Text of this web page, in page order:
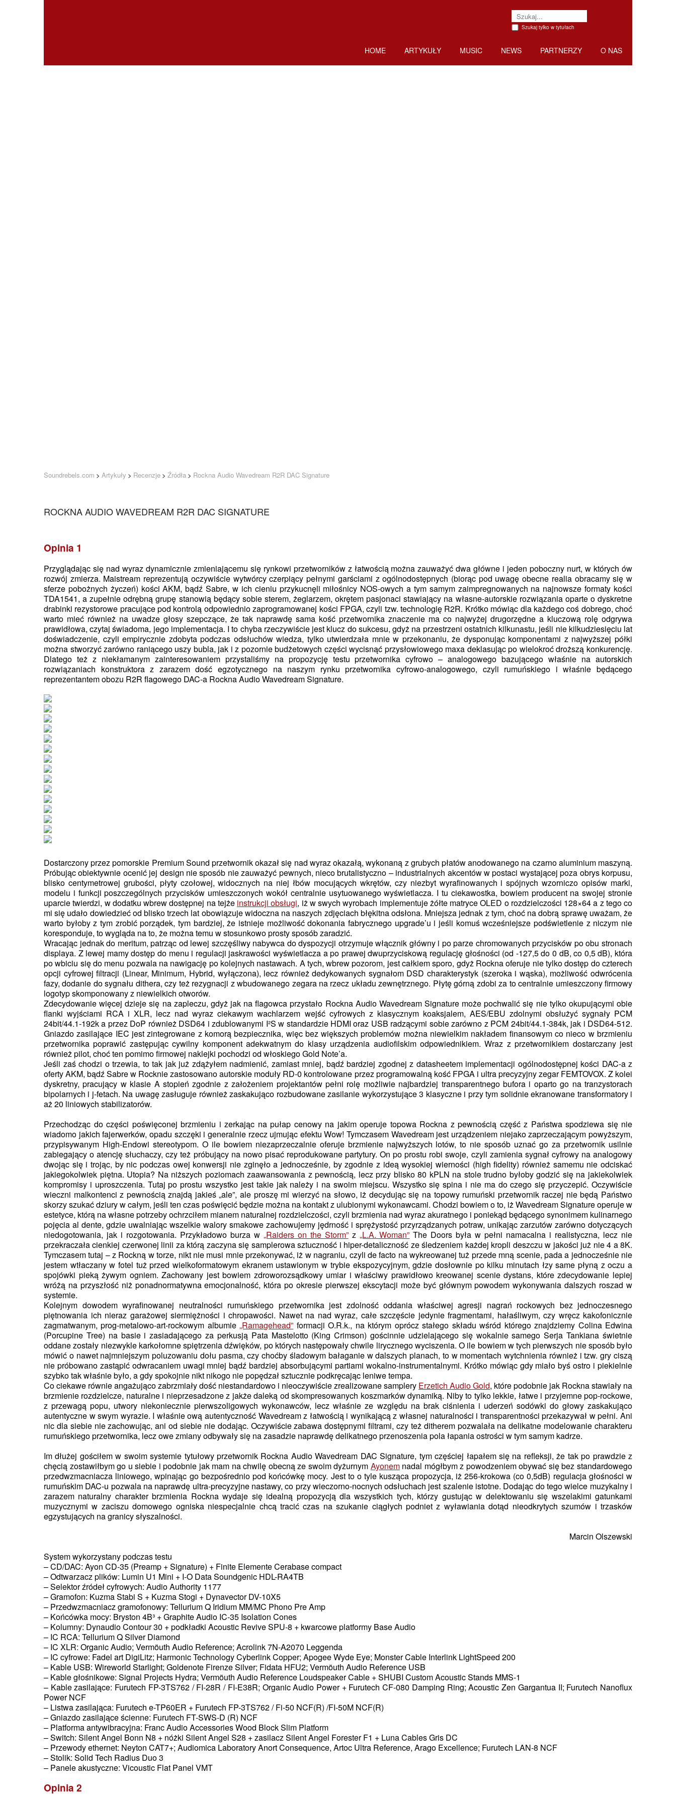
Szukaj tylko w tytułach
HOME ARTYKUŁY MUSIC NEWS PARTNERZY O NAS
Soundrebels.com > Artykuły > Recenzje > Źródła > Rockna Audio Wavedream R2R DAC Signature
ROCKNA AUDIO WAVEDREAM R2R DAC SIGNATURE
Opinia 1
Przyglądając się nad wyraz dynamicznie zmieniającemu się rynkowi przetworników z łatwością można zauważyć dwa główne i jeden poboczny nurt, w których ów
rozwój zmierza. Maistream reprezentują oczywiście wytwórcy czerpiący pełnymi garściami z ogólnodostępnych (biorąc pod uwagę obecne realia obracamy się w
sferze pobożnych życzeń) kości AKM, bądź Sabre, w ich cieniu przykucnęli miłośnicy NOS-owych a tym samym zaimpregnowanych na najnowsze formaty kości
TDA1541, a zupełnie odrębną grupę stanowią będący sobie sterem, żeglarzem, okrętem pasjonaci stawiający na własne-autorskie rozwiązania oparte o dyskretne
drabinki rezystorowe pracujące pod kontrolą odpowiednio zaprogramowanej kości FPGA, czyli tzw. technologię R2R. Krótko mówiąc dla każdego coś dobrego, choć
warto mieć również na uwadze głosy szepczące, że tak naprawdę sama kość przetwornika znaczenie ma co najwyżej drugorzędne a kluczową rolę odgrywa
prawidłowa, czytaj świadoma, jego implementacja. I to chyba rzeczywiście jest klucz do sukcesu, gdyż na przestrzeni ostatnich kilkunastu, jeśli nie kilkudziesięciu lat
doświadczenie, czyli empirycznie zdobyta podczas odsłuchów wiedza, tylko utwierdzała mnie w przekonaniu, że dysponując komponentami z najwyższej półki
można stworzyć zarówno raniącego uszy bubla, jak i z pozornie budżetowych części wycisnąć przysłowiowego maxa deklasując po wielokroć droższą konkurencję.
Dlatego też z niekłamanym zainteresowaniem przystaliśmy na propozycję testu przetwornika cyfrowo – analogowego bazującego właśnie na autorskich
rozwiązaniach konstruktora z zarazem dość egzotycznego na naszym rynku przetwornika cyfrowo-analogowego, czyli rumuńskiego i właśnie będącego
reprezentantem obozu R2R flagowego DAC-a Rockna Audio Wavedream Signature.
Dostarczony przez pomorskie Premium Sound przetwornik okazał się nad wyraz okazałą, wykonaną z grubych płatów anodowanego na czarno aluminium maszyną.
Próbując obiektywnie ocenić jej design nie sposób nie zauważyć pewnych, nieco brutalistyczno – industrialnych akcentów w postaci wystającej poza obrys korpusu,
blisko centymetrowej grubości, płyty czołowej, widocznych na niej łbów mocujących wkrętów, czy niezbyt wyrafinowanych i spójnych wzorniczo opisów marki,
modelu i funkcji poszczególnych przycisków umieszczonych wokół centralnie usytuowanego wyświetlacza. I tu ciekawostka, bowiem producent na swojej stronie
uparcie twierdzi, w dodatku wbrew dostępnej na tejże instrukcji obsługi, iż w swych wyrobach implementuje żółte matryce OLED o rozdzielczości 128×64 a z tego co
mi się udało dowiedzieć od blisko trzech lat obowiązuje widoczna na naszych zdjęciach błękitna odsłona. Mniejsza jednak z tym, choć na dobrą sprawę uważam, że
warto byłoby z tym zrobić porządek, tym bardziej, że istnieje możliwość dokonania fabrycznego upgrade’u i jeśli komuś wcześniejsze podświetlenie z niczym nie
koresponduje, to wygląda na to, że można temu w stosunkowo prosty sposób zaradzić.
Wracając jednak do meritum, patrząc od lewej szczęśliwy nabywca do dyspozycji otrzymuje włącznik główny i po parze chromowanych przycisków po obu stronach
displaya. Z lewej mamy dostęp do menu i regulacji jaskrawości wyświetlacza a po prawej dwuprzyciskową regulację głośności (od -127,5 do 0 dB, co 0,5 dB), która
po wbiciu się do menu pozwala na nawigację po kolejnych nastawach. A tych, wbrew pozorom, jest całkiem sporo, gdyż Rockna oferuje nie tylko dostęp do czterech
opcji cyfrowej filtracji (Linear, Minimum, Hybrid, wyłączona), lecz również dedykowanych sygnałom DSD charakterystyk (szeroka i wąska), możliwość odwrócenia
fazy, dodanie do sygnału dithera, czy też rezygnacji z wbudowanego zegara na rzecz układu zewnętrznego. Płytę górną zdobi za to centralnie umieszczony firmowy
logotyp skomponowany z niewielkich otworów.
Zdecydowanie więcej dzieje się na zapleczu, gdyż jak na flagowca przystało Rockna Audio Wavedream Signature może pochwalić się nie tylko okupującymi obie
flanki wyjściami RCA i XLR, lecz nad wyraz ciekawym wachlarzem wejść cyfrowych z klasycznym koaksjalem, AES/EBU zdolnymi obsłużyć sygnały PCM
24bit/44.1-192k a przez DoP również DSD64 i zdublowanymi I²S w standardzie HDMI oraz USB radzącymi sobie zarówno z PCM 24bit/44.1-384k, jak i DSD64-512.
Gniazdo zasilające IEC jest zintegrowane z komorą bezpiecznika, więc bez większych problemów można niewielkim nakładem finansowym co nieco w brzmieniu
przetwornika poprawić zastępując cywilny komponent adekwatnym do klasy urządzenia audiofilskim odpowiednikiem. Wraz z przetwornikiem dostarczany jest
również pilot, choć ten pomimo firmowej naklejki pochodzi od włoskiego Gold Note’a.
Jeśli zaś chodzi o trzewia, to tak jak już zdążyłem nadmienić, zamiast mniej, bądź bardziej zgodnej z datasheetem implementacji ogólnodostępnej kości DAC-a z
oferty AKM, bądź Sabre w Rocknie zastosowano autorskie moduły RD-0 kontrolowane przez programowalną kość FPGA i ultra precyzyjny zegar FEMTOVOX. Z kolei
dyskretny, pracujący w klasie A stopień zgodnie z założeniem projektantów pełni rolę możliwie najbardziej transparentnego bufora i oparto go na tranzystorach
bipolarnych i j-fetach. Na uwagę zasługuje również zaskakująco rozbudowane zasilanie wykorzystujące 3 klasyczne i przy tym solidnie ekranowane transformatory i
aż 20 liniowych stabilizatorów.
Przechodząc do części poświęconej brzmieniu i zerkając na pułap cenowy na jakim operuje topowa Rockna z pewnością część z Państwa spodziewa się nie
wiadomo jakich fajerwerków, opadu szczęki i generalnie rzecz ujmując efektu Wow! Tymczasem Wavedream jest urządzeniem niejako zaprzeczającym powyższym,
przypisywanym High-Endowi stereotypom. O ile bowiem niezaprzeczalnie oferuje brzmienie najwyższych lotów, to nie sposób uznać go za przetwornik usilnie
zabiegający o atencję słuchaczy, czy też próbujący na nowo pisać reprodukowane partytury. On po prostu robi swoje, czyli zamienia sygnał cyfrowy na analogowy
dwojąc się i trojąc, by nic podczas owej konwersji nie zginęło a jednocześnie, by zgodnie z ideą wysokiej wierności (high fidelity) również samemu nie odciskać
jakiegokolwiek piętna. Utopia? Na niższych poziomach zaawansowania z pewnością, lecz przy blisko 80 kPLN na stole trudno byłoby godzić się na jakiekolwiek
kompromisy i uproszczenia. Tutaj po prostu wszystko jest takie jak należy i na swoim miejscu. Wszystko się spina i nie ma do czego się przyczepić. Oczywiście
wieczni malkontenci z pewnością znajdą jakieś „ale”, ale proszę mi wierzyć na słowo, iż decydując się na topowy rumuński przetwornik raczej nie będą Państwo
skorzy szukać dziury w całym, jeśli ten czas poświęcić będzie można na kontakt z ulubionymi wykonawcami. Chodzi bowiem o to, iż Wavedream Signature operuje w
estetyce, którą na własne potrzeby ochrzciłem mianem naturalnej rozdzielczości, czyli brzmienia nad wyraz akuratnego i poniekąd będącego synonimem kulinarnego
pojęcia al dente, gdzie uwalniając wszelkie walory smakowe zachowujemy jędrność i sprężystość przyrządzanych potraw, unikając zarzutów zarówno dotyczących
niedogotowania, jak i rozgotowania. Przykładowo burza w „Raiders on the Storm”z „L.A. Woman” The Doors była w pełni namacalna i realistyczna, lecz nie
przekraczała cienkiej czerwonej linii za którą zaczyna się samplerowa sztuczność i hiper-detaliczność ze śledzeniem każdej kropli deszczu w jakości już nie 4 a 8K.
Tymczasem tutaj – z Rockną w torze, nikt nie musi mnie przekonywać, iż w nagraniu, czyli de facto na wykreowanej tuż przede mną scenie, pada a jednocześnie nie
jestem wtłaczany w fotel tuż przed wielkoformatowym ekranem ustawionym w trybie ekspozycyjnym, gdzie dosłownie po kilku minutach łzy same płyną z oczu a
spojówki pieką żywym ogniem. Zachowany jest bowiem zdroworozsądkowy umiar i właściwy prawidłowo kreowanej scenie dystans, które zdecydowanie lepiej
wróżą na przyszłość niż ponadnormatywna emocjonalność, która po okresie pierwszej ekscytacji może być głównym powodem wykonywania dalszych roszad w
systemie.
Kolejnym dowodem wyrafinowanej neutralności rumuńskiego przetwornika jest zdolność oddania właściwej agresji nagrań rockowych bez jednoczesnego
piętnowania ich nieraz garażowej siermiężności i chropawości. Nawet na nad wyraz, całe szczęście jedynie fragmentami, hałaśliwym, czy wręcz kakofonicznie
zagmatwanym, prog-metalowo-art-rockowym albumie„Ramagehead” formacji O.R.k., na którym oprócz stałego składu wśród którego znajdziemy Colina Edwina
(Porcupine Tree) na basie i zasiadającego za perkusją Pata Mastelotto (King Crimson) gościnnie udzielającego się wokalnie samego Serja Tankiana świetnie
oddane zostały niezwykle karkołomne spiętrzenia dźwięków, po których następowały chwile lirycznego wyciszenia. O ile bowiem w tych pierwszych nie sposób było
mówić o nawet najmniejszym poluzowaniu dołu pasma, czy choćby śladowym bałaganie w dalszych planach, to w momentach wytchnienia również i tzw. gry ciszą
nie próbowano zastąpić odwracaniem uwagi mniej bądź bardziej absorbującymi partiami wokalno-instrumentalnymi. Krótko mówiąc gdy miało byś ostro i piekielnie
szybko tak właśnie było, a gdy spokojnie nikt nikogo nie popędzał sztucznie podkręcając leniwe tempa.
Co ciekawe równie angażująco zabrzmiały dość niestandardowo i nieoczywiście zrealizowane samplery Erzetich Audio Gold, które podobnie jak Rockna stawiały na
brzmienie rozdzielcze, naturalne i nieprzesadzone z jakże daleką od skompresowanych koszmarków dynamiką. Niby to tylko lekkie, łatwe i przyjemne pop-rockowe,
z przewagą popu, utwory niekoniecznie pierwszoligowych wykonawców, lecz właśnie ze względu na brak ciśnienia i uderzeń sodówki do głowy zaskakująco
autentyczne w swym wyrazie. I właśnie ową autentyczność Wavedream z łatwością i wynikającą z własnej naturalności i transparentności przekazywał w pełni. Ani
nic dla siebie nie zachowując, ani od siebie nie dodając. Oczywiście zabawa dostępnymi filtrami, czy też ditherem pozwalała na delikatne modelowanie charakteru
rumuńskiego przetwornika, lecz owe zmiany odbywały się na zasadzie naprawdę delikatnego przenoszenia pola łapania ostrości w tym samym kadrze.
Im dłużej gościłem w swoim systemie tytułowy przetwornik Rockna Audio Wavedream DAC Signature, tym częściej łapałem się na refleksji, że tak po prawdzie z
chęcią zostawiłbym go u siebie i podobnie jak mam na chwilę obecną ze swoim dyżurnym Ayonemnadal mógłbym z powodzeniem obywać się bez standardowego
przedwzmacniacza liniowego, wpinając go bezpośrednio pod końcówkę mocy. Jest to o tyle kusząca propozycja, iż 256-krokowa (co 0,5dB) regulacja głośności w
rumuńskim DAC-u pozwala na naprawdę ultra-precyzyjne nastawy, co przy wieczorno-nocnych odsłuchach jest szalenie istotne. Dodając do tego wielce muzykalny i
zarazem naturalny charakter brzmienia Rockna wydaje się idealną propozycją dla wszystkich tych, którzy gustując w delektowaniu się wszelakimi gatunkami
muzycznymi w zaciszu domowego ogniska niespecjalnie chcą tracić czas na szukanie ciągłych podniet z wyławiania dotąd nieodkrytych szumów i trzasków
egzystujących na granicy słyszalności.
Marcin Olszewski
System wykorzystany podczas testu
– CD/DAC: Ayon CD-35 (Preamp + Signature) + Finite Elemente Cerabase compact
– Odtwarzacz plików: Lumin U1 Mini + I-O Data Soundgenic HDL-RA4TB
– Selektor źródeł cyfrowych: Audio Authority 1177
– Gramofon: Kuzma Stabi S + Kuzma Stogi + Dynavector DV-10X5
– Przedwzmacniacz gramofonowy: Tellurium Q Iridium MM/MC Phono Pre Amp
– Końcówka mocy: Bryston 4B³ + Graphite Audio IC-35 Isolation Cones
– Kolumny: Dynaudio Contour 30 + podkładki Acoustic Revive SPU-8 + kwarcowe platformy Base Audio
– IC RCA: Tellurium Q Silver Diamond
– IC XLR: Organic Audio; Vermöuth Audio Reference; Acrolink 7N-A2070 Leggenda
– IC cyfrowe: Fadel art DigiLitz; Harmonic Technology Cyberlink Copper; Apogee Wyde Eye; Monster Cable Interlink LightSpeed 200
– Kable USB: Wireworld Starlight; Goldenote Firenze Silver; Fidata HFU2; Vermöuth Audio Reference USB
– Kable głośnikowe: Signal Projects Hydra; Vermöuth Audio Reference Loudspeaker Cable + SHUBI Custom Acoustic Stands MMS-1
– Kable zasilające: Furutech FP-3TS762 / FI-28R / FI-E38R; Organic Audio Power + Furutech CF-080 Damping Ring; Acoustic Zen Gargantua II; Furutech Nanoflux
Power NCF
– Listwa zasilająca: Furutech e-TP60ER + Furutech FP-3TS762 / Fi-50 NCF(R) /FI-50M NCF(R)
– Gniazdo zasilające ścienne: Furutech FT-SWS-D (R) NCF
– Platforma antywibracyjna: Franc Audio Accessories Wood Block Slim Platform
– Switch: Silent Angel Bonn N8 + nóżki Silent Angel S28 + zasilacz Silent Angel Forester F1 + Luna Cables Gris DC
– Przewody ethernet: Neyton CAT7+; Audiomica Laboratory Anort Consequence, Artoc Ultra Reference, Arago Excellence; Furutech LAN-8 NCF
– Stolik: Solid Tech Radius Duo 3
– Panele akustyczne: Vicoustic Flat Panel VMT
Opinia 2